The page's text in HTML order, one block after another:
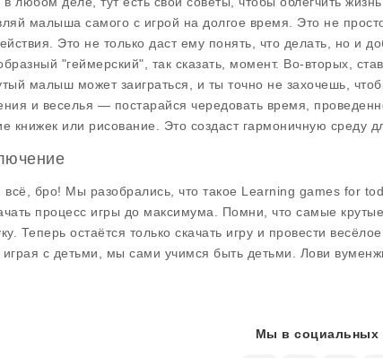
малыша самого с игрой на долгое время. Это не
Это не только даст ему понять, что делать, но и
"геймерский", так сказать, момент. Во-вторых,
малыш может заиграться, и ты точно не захочешь,
и веселья — постарайся чередовать время,
книжек или рисование. Это создаст гармоничную среду
всё, бро! Мы разобрались, что такое Learning games for
процесс игры до максимума. Помни, что самые
Теперь остаётся только скачать игру и провести
с детьми, мы сами учимся быть детьми. Лови
Мы в социальных